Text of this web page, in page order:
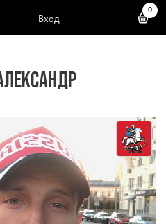
Вход
0